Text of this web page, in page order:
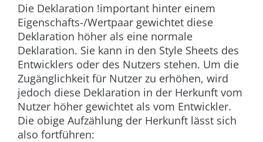
Die Deklaration !important hinter einem
Eigenschafts-/Wertpaar gewichtet diese
Deklaration höher als eine normale
Deklaration. Sie kann in den Style Sheets des
Entwicklers oder des Nutzers stehen. Um die
Zugänglichkeit für Nutzer zu erhöhen, wird
jedoch diese Deklaration in der Herkunft vom
Nutzer höher gewichtet als vom Entwickler.
Die obige Aufzählung der Herkunft lässt sich
also fortführen: